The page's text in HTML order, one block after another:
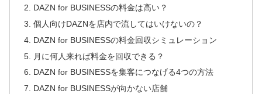
DAZN for BUSINESSの料金は高い？
個人向けDAZNを店内で流してはいけないの？
DAZN for BUSINESSの料金回収シミュレーション
月に何人来れば料金を回収できる？
DAZN for BUSINESSを集客につなげる4つの方法
DAZN for BUSINESSが向かない店舗